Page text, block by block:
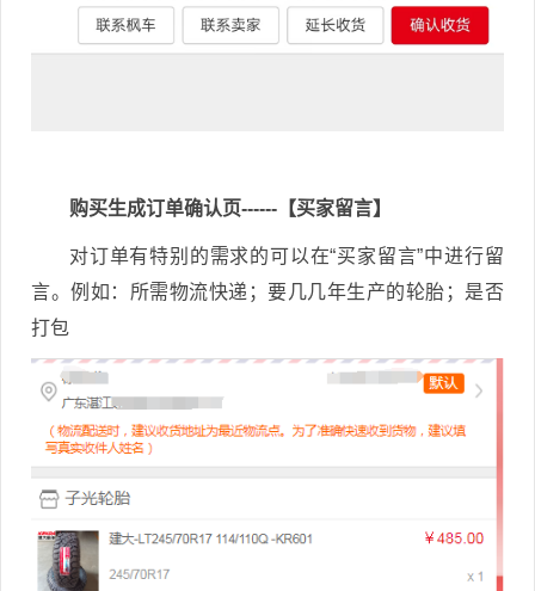
购买生成订单确认页------【买家留言】
对订单有特别的需求的可以在“买家留言”中进行留
言。例如：所需物流快递；要几几年生产的轮胎；是否
打包